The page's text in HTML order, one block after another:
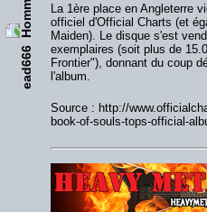
ead666
La 1ère place en Angleterre
officiel d'Official Charts (et
Maiden). Le disque s'est
exemplaires (soit plus de
Frontier"), donnant du coup
l'album.
Source : http://
book-of-souls-tops-official-